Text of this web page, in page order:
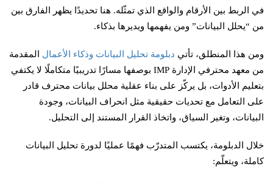
في الربط بين الأرقام والواقع الذي تمثّله. هنا تحديدًا يظهر الفارق بين
من “يحلل البيانات” ومن يفهمها ويديرها بذكاء.
ومن هذا المنطلق، تأتي دبلومة تحليل البيانات وذكاء الأعمال المقدمة
من معهد محترفي الإدارة IMP بوصفها مسارًا تدريبيًا متكاملًا لا يكتفي
بتعليم الأدوات، بل يركّز على بناء عقلية محلل بيانات محترف قادر
على التعامل مع تحديات حقيقية مثل انحراف البيانات، وجودة
البيانات، وتغير السياق، واتخاذ القرار المستند إلى التحليل.
خلال الدبلومة، يكتسب المتدرّب فهمًا عمليًا لدورة تحليل البيانات
كاملة، ويتعلّم: